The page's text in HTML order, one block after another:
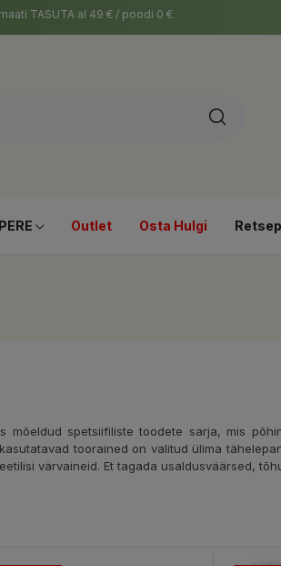
TASUTA al 49 € / poodi 0 €
Outlet Osta Hulgi
spetsiifiliste toodete sarja, mis
toorained on valitud ülima
värvaineid. Et tagada usaldusväärsed,